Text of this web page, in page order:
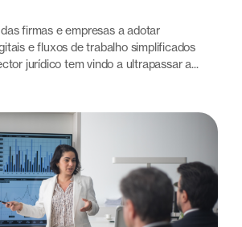
firmas e empresas a adotar
e fluxos de trabalho simplificados
jurídico tem vindo a ultrapassar a...